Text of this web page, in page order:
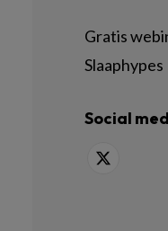
Gratis
Slaaphypes
Social